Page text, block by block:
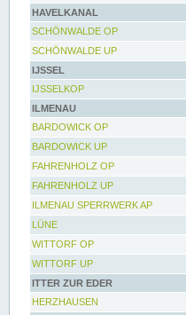
HAVELKANAL
SCHÖNWALDE OP
SCHÖNWALDE UP
IJSSEL
IJSSELKOP
ILMENAU
BARDOWICK OP
BARDOWICK UP
FAHRENHOLZ OP
FAHRENHOLZ UP
ILMENAU SPERRWERK AP
LÜNE
WITTORF OP
WITTORF UP
ITTER ZUR EDER
HERZHAUSEN